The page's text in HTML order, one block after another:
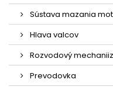
Sústava mazania
Hlava valcov
Rozvodový
Prevodovka